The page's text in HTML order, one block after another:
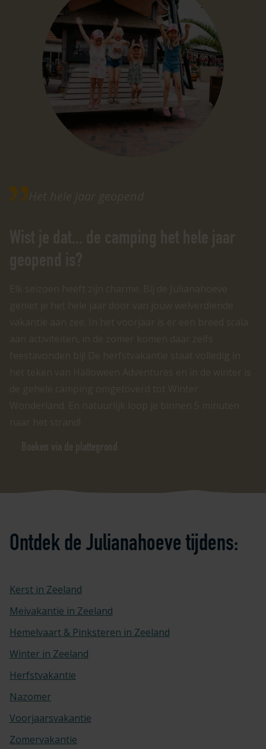
Ontdek de Julianahoeve tijdens:
Kerst in Zeeland
Meivakantie in Zeeland
Hemelvaart & Pinksteren in Zeeland
Winter in Zeeland
Herfstvakantie
Nazomer
Voorjaarsvakantie
Zomervakantie